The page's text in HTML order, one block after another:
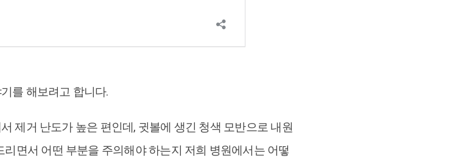
를 해보려고 합니다.
제거 난도가 높은 편인데, 귓볼에 생긴 청색 모반으로 내원
면서 어떤 부분을 주의해야 하는지 저희 병원에서는 어떻